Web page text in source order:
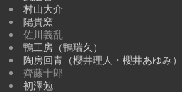
村山大介
陽貴窯
佐川義乱
鴨工房（鴨瑞久）
陶房回青（櫻井理人・櫻井あゆみ）
齊藤十郎
初澤勉